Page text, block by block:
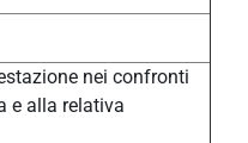
nei confronti
e alla relativa